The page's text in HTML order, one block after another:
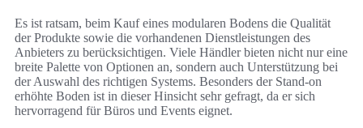
Es ist ratsam, beim Kauf eines modularen Bodens die Qualität
der Produkte sowie die vorhandenen Dienstleistungen des
Anbieters zu berücksichtigen. Viele Händler bieten nicht nur eine
breite Palette von Optionen an, sondern auch Unterstützung bei
der Auswahl des richtigen Systems. Besonders der Stand-on
erhöhte Boden ist in dieser Hinsicht sehr gefragt, da er sich
hervorragend für Büros und Events eignet.